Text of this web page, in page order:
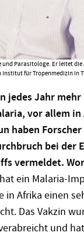
und Parasitologe. Er leitet
für Tropenmedizin in
jedes Jahr mehr
vor allem
haben
bei der
vermeldet.
ein Malaria-
in Afrika einen
Das Vakzin
und